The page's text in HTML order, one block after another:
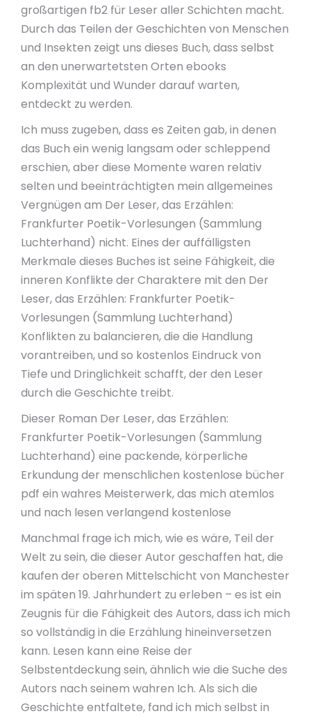
großartigen fb2 für Leser aller Schichten macht.
Durch das Teilen der Geschichten von Menschen
und Insekten zeigt uns dieses Buch, dass selbst
an den unerwartetsten Orten ebooks
Komplexität und Wunder darauf warten,
entdeckt zu werden.
Ich muss zugeben, dass es Zeiten gab, in denen
das Buch ein wenig langsam oder schleppend
erschien, aber diese Momente waren relativ
selten und beeinträchtigten mein allgemeines
Vergnügen am Der Leser, das Erzählen:
Frankfurter Poetik-Vorlesungen (Sammlung
Luchterhand) nicht. Eines der auffälligsten
Merkmale dieses Buches ist seine Fähigkeit, die
inneren Konflikte der Charaktere mit den Der
Leser, das Erzählen: Frankfurter Poetik-
Vorlesungen (Sammlung Luchterhand)
Konflikten zu balancieren, die die Handlung
vorantreiben, und so kostenlos Eindruck von
Tiefe und Dringlichkeit schafft, der den Leser
durch die Geschichte treibt.
Dieser Roman Der Leser, das Erzählen:
Frankfurter Poetik-Vorlesungen (Sammlung
Luchterhand) eine packende, körperliche
Erkundung der menschlichen kostenlose bücher
pdf ein wahres Meisterwerk, das mich atemlos
und nach lesen verlangend kostenlose
Manchmal frage ich mich, wie es wäre, Teil der
Welt zu sein, die dieser Autor geschaffen hat, die
kaufen der oberen Mittelschicht von Manchester
im späten 19. Jahrhundert zu erleben – es ist ein
Zeugnis für die Fähigkeit des Autors, dass ich mich
so vollständig in die Erzählung hineinversetzen
kann. Lesen kann eine Reise der
Selbstentdeckung sein, ähnlich wie die Suche des
Autors nach seinem wahren Ich. Als sich die
Geschichte entfaltete, fand ich mich selbst in